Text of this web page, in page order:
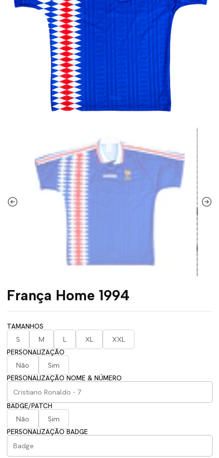
França Home 1994
TAMANHOS
S
M L XL
XXL
PERSONALIZAÇÃO
Não
Sim
PERSONALIZAÇÃO NOME & NÚMERO
BADGE/PATCH
Não
Sim
PERSONALIZAÇÃO BADGE